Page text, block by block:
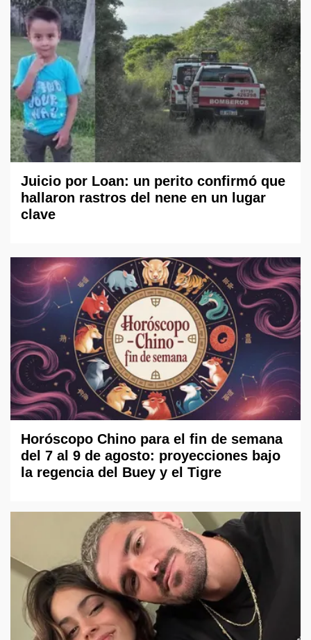
Juicio por Loan: un perito confirmó que
hallaron rastros del nene en un lugar
clave
Horóscopo Chino para el fin de semana
del 7 al 9 de agosto: proyecciones bajo
la regencia del Buey y el Tigre